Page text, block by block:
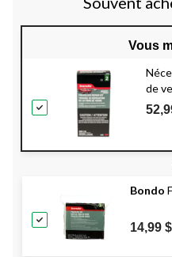
Vous
de
Bondo
14,99 $